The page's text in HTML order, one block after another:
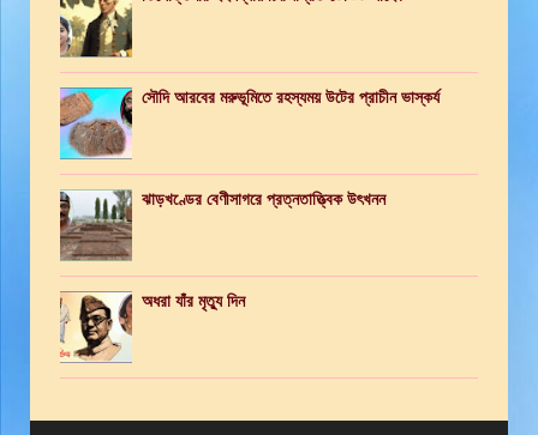
সৌদি আরবের মরুভূমিতে রহস্যময় উটের প্রাচীন ভাস্কর্য
ঝাড়খণ্ডের বেণীসাগরে প্রত্নতাত্ত্বিক উৎখনন
অধরা যাঁর মৃত্যু দিন